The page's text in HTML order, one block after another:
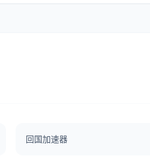
回国加速器